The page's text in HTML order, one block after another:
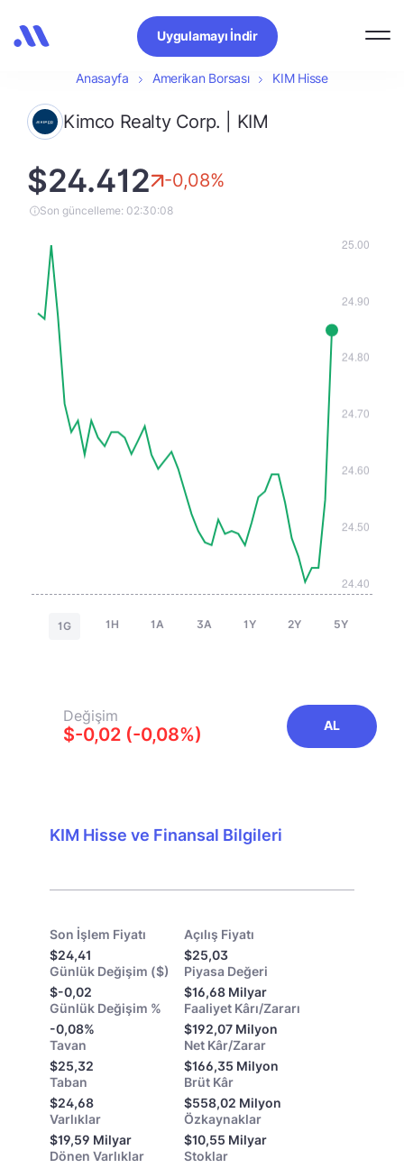
Uygulamayı İndir
Anasayfa Amerikan Borsası KIM Hisse
Kimco Realty Corp. | KIM
$24.412 -0,08%
Son güncelleme: 02:30:08
1G 1H 1A 3A 1Y 2Y 5Y
Değişim
$-0,02 (-0,08%) AL
KIM Hisse ve Finansal Bilgileri
Son İşlem Fiyatı
$24,41
Açılış Fiyatı
$25,03
Günlük Değişim ($)
$-0,02
Piyasa Değeri
$16,68 Milyar
Günlük Değişim %
-0,08%
Faaliyet Kârı/Zararı
$192,07 Milyon
Tavan
$25,32
Net Kâr/Zarar
$166,35 Milyon
Taban
$24,68
Brüt Kâr
$558,02 Milyon
Varlıklar
$19,59 Milyar
Özkaynaklar
$10,55 Milyar
Dönen Varlıklar
Stoklar